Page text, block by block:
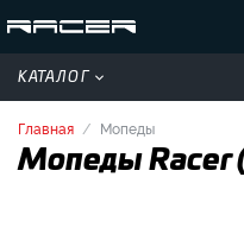
КАТАЛОГ
Главная Мопеды
Мопеды Racer